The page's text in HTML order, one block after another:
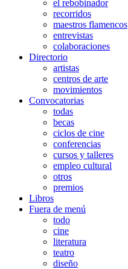
el rebobinador
recorridos
maestros flamencos
entrevistas
colaboraciones
Directorio
artistas
centros de arte
movimientos
Convocatorias
todas
becas
ciclos de cine
conferencias
cursos y talleres
empleo cultural
otros
premios
Libros
Fuera de menú
todo
cine
literatura
teatro
diseño